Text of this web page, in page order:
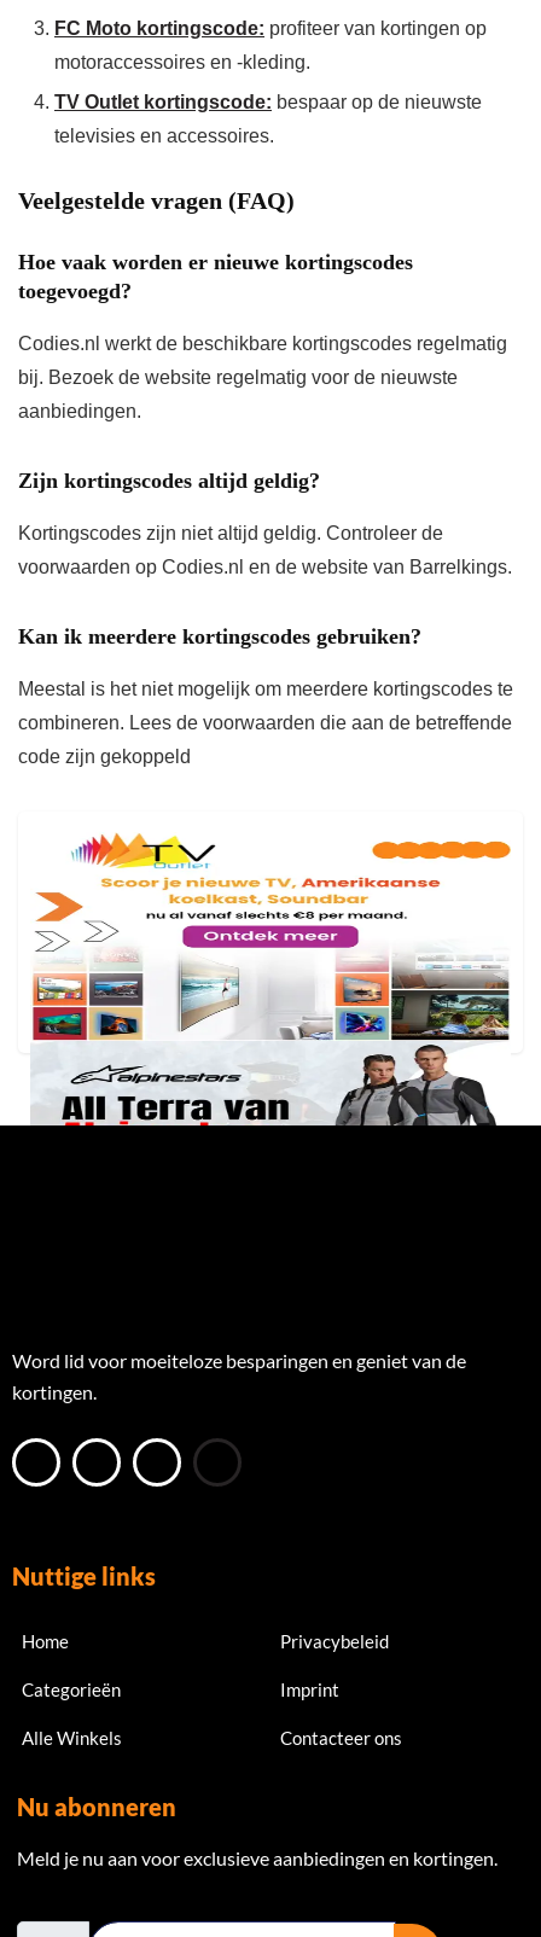
FC Moto kortingscode: profiteer van kortingen op
motoraccessoires en -kleding.
TV Outlet kortingscode: bespaar op de nieuwste
televisies en accessoires.
Veelgestelde vragen (FAQ)
Hoe vaak worden er nieuwe kortingscodes
toegevoegd?
Codies.nl werkt de beschikbare kortingscodes regelmatig
bij. Bezoek de website regelmatig voor de nieuwste
aanbiedingen.
Zijn kortingscodes altijd geldig?
Kortingscodes zijn niet altijd geldig. Controleer de
voorwaarden op Codies.nl en de website van Barrelkings.
Kan ik meerdere kortingscodes gebruiken?
Meestal is het niet mogelijk om meerdere kortingscodes te
combineren. Lees de voorwaarden die aan de betreffende
code zijn gekoppeld
Word lid voor moeiteloze besparingen en geniet van de
kortingen.
Nuttige links
Home
Categorieën
Alle Winkels
Privacybeleid
Imprint
Contacteer ons
Nu abonneren
Meld je nu aan voor exclusieve aanbiedingen en kortingen.